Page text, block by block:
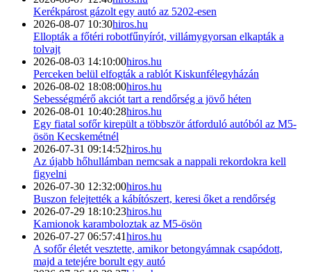
Kerékpárost gázolt egy autó az 5202-esen
2026-08-07 10:30hiros.hu
Ellopták a főtéri robotfűnyírót, villámygyorsan elkapták a
tolvajt
2026-08-03 14:10:00hiros.hu
Perceken belül elfogták a rablót Kiskunfélegyházán
2026-08-02 18:08:00hiros.hu
Sebességmérő akciót tart a rendőrség a jövő héten
2026-08-01 10:40:28hiros.hu
Egy fiatal sofőr kirepült a többször átforduló autóból az M5-
ösön Kecskemétnél
2026-07-31 09:14:52hiros.hu
Az újabb hőhullámban nemcsak a nappali rekordokra kell
figyelni
2026-07-30 12:32:00hiros.hu
Buszon felejtették a kábítószert, keresi őket a rendőrség
2026-07-29 18:10:23hiros.hu
Kamionok karamboloztak az M5-ösön
2026-07-27 06:57:41hiros.hu
A sofőr életét vesztette, amikor betongyámnak csapódott,
majd a tetejére borult egy autó